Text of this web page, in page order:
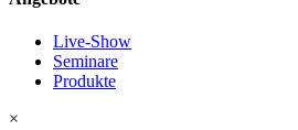
Live-Show
Seminare
Produkte
×